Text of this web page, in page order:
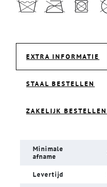
EXTRA INFORMATIE
STAAL BESTELLEN
ZAKELIJK BESTELLEN
Minimale
afname
Levertijd